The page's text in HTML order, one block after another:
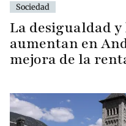
Sociedad
La desigualdad
aumentan en
mejora de la